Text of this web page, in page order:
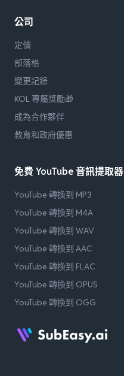
公司
定價
部落格
變更記錄
KOL 專屬獎勵🎁
成為合作夥伴
教育和政府優惠
免費 YouTube 音訊提取器
YouTube 轉換到 MP3
YouTube 轉換到 M4A
YouTube 轉換到 WAV
YouTube 轉換到 AAC
YouTube 轉換到 FLAC
YouTube 轉換到 OPUS
YouTube 轉換到 OGG